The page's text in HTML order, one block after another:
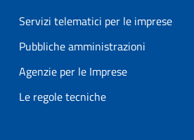
Servizi telematici per le imprese
Pubbliche amministrazioni
Agenzie per le Imprese
Le regole tecniche